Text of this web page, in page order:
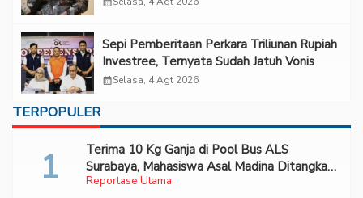
Sepi Pemberitaan Perkara Triliunan Rupiah
Investree, Ternyata Sudah Jatuh Vonis
calendar_monthSelasa, 4 Agt 2026
TERPOPULER
Reportase Utama
Terima 10 Kg Ganja di Pool Bus ALS
Surabaya, Mahasiswa Asal Madina Ditangkap
Bareskrim